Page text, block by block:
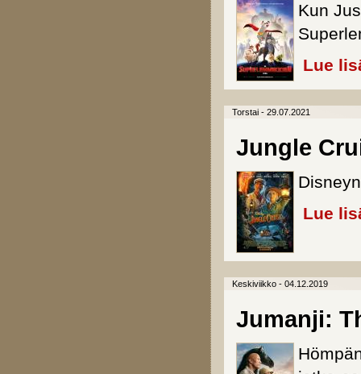
Kun
Lue
Torstai - 29.07.2021
Jungle
Lue
Keskiviikko - 04.12.2019
Jumanji: